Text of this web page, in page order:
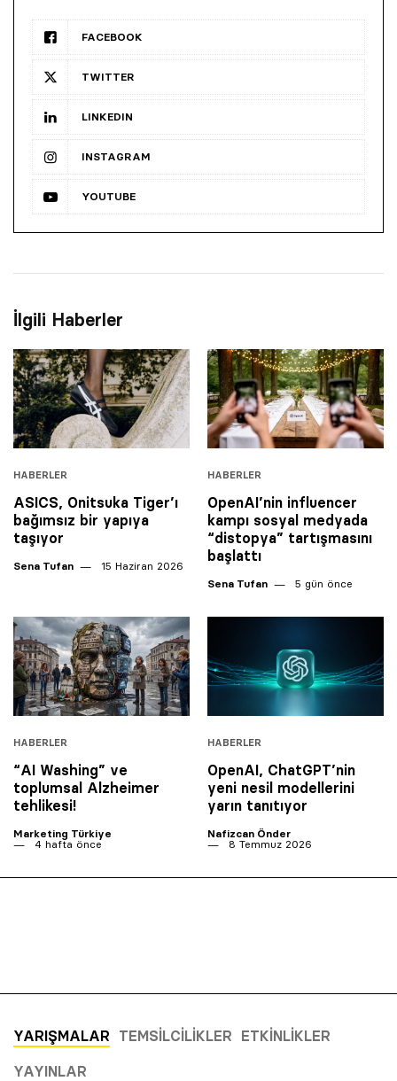
FACEBOOK
TWITTER
LINKEDIN
INSTAGRAM
YOUTUBE
İlgili Haberler
HABERLER
ASICS, Onitsuka Tiger’ı
bağımsız bir yapıya
taşıyor
Sena Tufan 15 Haziran 2026
HABERLER
OpenAI’nin influencer
kampı sosyal medyada
“distopya” tartışmasını
başlattı
Sena Tufan 5 gün önce
HABERLER
“AI Washing” ve
toplumsal Alzheimer
tehlikesi!
Marketing Türkiye
4 hafta önce
HABERLER
OpenAI, ChatGPT’nin
yeni nesil modellerini
yarın tanıtıyor
Nafizcan Önder
8 Temmuz 2026
YARIŞMALAR TEMSILCILIKLER ETKINLIKLER
YAYINLAR